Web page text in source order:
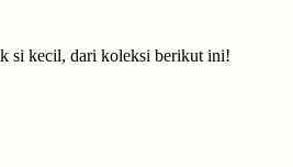
si kecil, dari koleksi berikut ini!